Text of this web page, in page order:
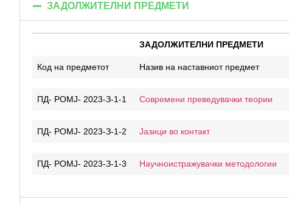
ЗАДОЛЖИТЕЛНИ ПРЕДМЕТИ
ЗАДОЛЖИТЕЛНИ ПРЕДМЕТИ
ЗАДОЛЖИТЕЛНИ ПРЕДМЕТИ
Код на предметот Назив на наставниот предмет
ПД- РОМЈ- 2023-З-1-1 Современи преведувачки теории
ПД- РОМЈ- 2023-З-1-2 Јазици во контакт
ПД- РОМЈ- 2023-З-1-3 Научноистражувачки методологии